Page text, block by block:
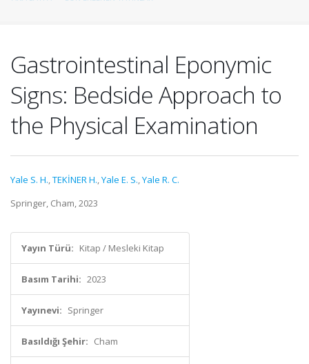
Gastrointestinal Eponymic
Signs: Bedside Approach to
the Physical Examination
Yale S. H.,TEKİNER H.,Yale E. S.,Yale R. C.
Springer, Cham, 2023
Yayın Türü: Kitap / Mesleki Kitap
Basım Tarihi: 2023
Yayınevi: Springer
Basıldığı Şehir: Cham